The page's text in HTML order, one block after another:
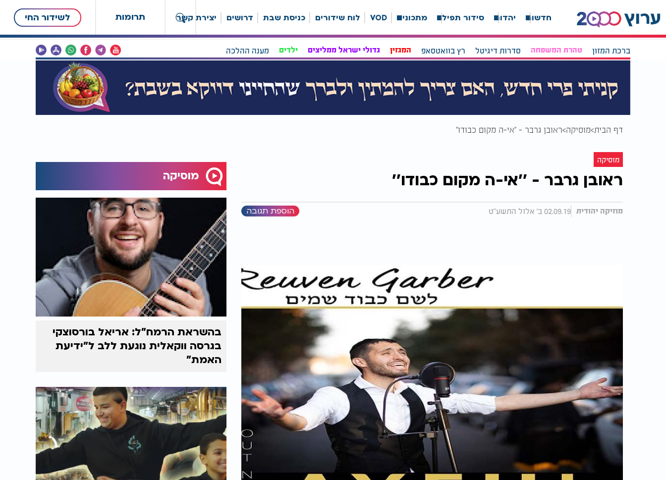
תרומות לשידור החי חדשות יהדות סידור תפילה מתכונים VOD לוח שידורים כניסת שבת דרושים יצירת קשר
ברכת המזון טהרת המשפחה סדרות דיגיטל רץ בוואטסאפ המגזין גדולי ישראל ממליצים ילדים מענה ההלכה
דף הבית מוסיקה ראובן גרבר - ''אי-ה מקום כבודו''
מוסיקה
ראובן גרבר - ''אי-ה מקום כבודו''
מוזיקה יהודית 02.09.19 ב' אלול התשע"ט הוספת תגובה
מוסיקה
בהשראת הרמח"ל: אריאל בורסוצקי
בגרסה ווקאלית נוגעת ללב ל"ידיעת
האמת"